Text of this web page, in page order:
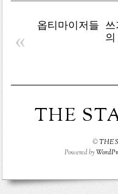
옵티마이저들
쓰
의
«
THE
©THE
Powered by